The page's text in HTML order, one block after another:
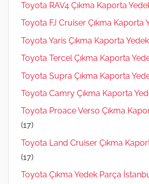
Toyota RAV4 Çıkma Kaporta
Toyota FJ Cruiser Çıkma Kaporta
Toyota Yaris Çıkma Kaporta
Toyota Tercel Çıkma Kaporta
Toyota Supra Çıkma Kaporta
Toyota Camry Çıkma Kaporta
Toyota Proace Verso Çıkma
(17)
Toyota Land Cruiser Çıkma
(17)
Toyota Çıkma Yedek Parça